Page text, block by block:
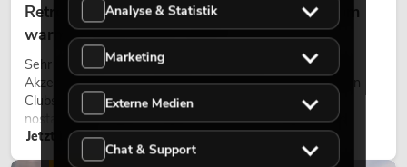
Retro-Licht im modernen Lichtdesign: Warum
warmes Licht wieder wirkt
Sehr warmes Licht, sichtbare Leuchtflächen und farbige
Akzente prägen viele aktuelle Lichtdesigns auf Bühnen, in
Clubs und bei Events. Retro-Licht ist dabei kein rein
nostalgischer Effekt, sondern ein bewusst eingesetztes
Gestaltungsmittel: Es schafft Atmosphäre, gibt Szenen
Charakter und kann technische LED-Setups emotionaler
Jetzt lesen
Analyse & Statistik
Marketing
Externe Medien
Chat & Support